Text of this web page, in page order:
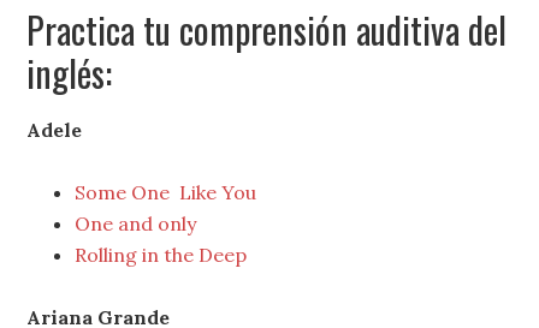
Practica tu comprensión auditiva del
inglés:
Adele
Some One Like You
One and only
Rolling in the Deep
Ariana Grande